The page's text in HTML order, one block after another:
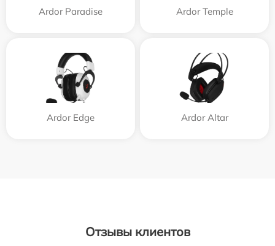
Ardor Paradise Ardor Temple
Ardor Edge Ardor Аltar
Отзывы клиентов